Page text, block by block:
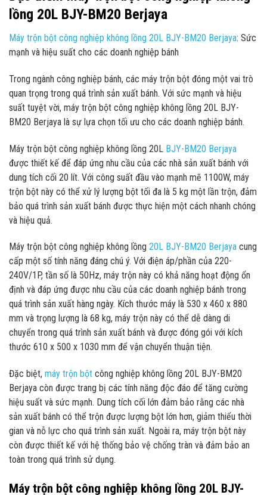
lồng 20L BJY-BM20 Berjaya
Máy trộn bột công nghiệp không lồng 20L BJY-BM20 Berjaya: Sức
mạnh và hiệu suất cho các doanh nghiệp bánh
Trong ngành công nghiệp bánh, các máy trộn bột đóng một vai trò
quan trọng trong quá trình sản xuất bánh. Với sức mạnh và hiệu
suất tuyệt vời, máy trộn bột công nghiệp không lồng 20L BJY-
BM20 Berjaya là sự lựa chọn tối ưu cho các doanh nghiệp bánh.
Máy trộn bột công nghiệp không lồng 20L BJY-BM20 Berjaya
được thiết kế để đáp ứng nhu cầu của các nhà sản xuất bánh với
dung tích cối 20 lít. Với công suất đầu vào mạnh mẽ 1100W, máy
trộn bột này có thể xử lý lượng bột tối đa là 5 kg một lần trộn, đảm
bảo quá trình sản xuất bánh được thực hiện một cách nhanh chóng
và hiệu quả.
Máy trộn bột công nghiệp không lồng 20L BJY-BM20 Berjaya cung
cấp một số tính năng đáng chú ý. Với điện áp/phần của 220-
240V/1P, tần số là 50Hz, máy trộn này có khả năng hoạt động ổn
định và đáp ứng được nhu cầu của các doanh nghiệp bánh trong
quá trình sản xuất hàng ngày. Kích thước máy là 530 x 460 x 880
mm và trọng lượng là 68 kg, máy trộn này có thể dễ dàng di
chuyển trong quá trình sản xuất bánh và được đóng gói với kích
thước 610 x 500 x 1030 mm để vận chuyển thuận tiện.
Đặc biệt, máy trộn bột công nghiệp không lồng 20L BJY-BM20
Berjaya còn được trang bị các tính năng độc đáo để tăng cường
hiệu suất và sức mạnh. Dung tích cối lớn đảm bảo rằng các nhà
sản xuất bánh có thể trộn được lượng bột lớn hơn, giảm thiểu thời
gian và nỗ lực cho quá trình sản xuất. Ngoài ra, máy trộn bột này
còn được thiết kế với hệ thống bảo vệ chống tràn và đảm bảo an
toàn trong quá trình sử dụng.
Máy trộn bột công nghiệp không lồng 20L BJY-